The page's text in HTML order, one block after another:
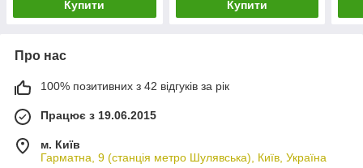
Купити Купити
Про нас
100% позитивних з 42 відгуків за рік
Працює з 19.06.2015
м. Київ
Гарматна, 9 (станція метро Шулявська), Київ, Україна